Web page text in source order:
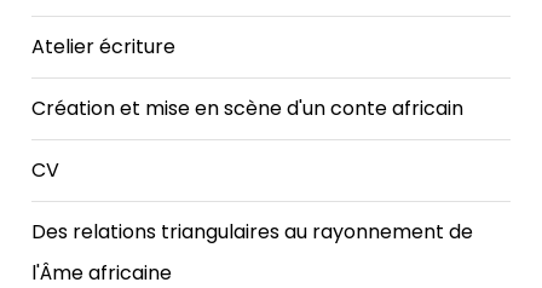
Atelier écriture
Création et mise en scène d'un conte africain
CV
Des relations triangulaires au rayonnement de
l'Âme africaine